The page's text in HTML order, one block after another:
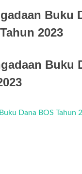
Buku
Tahun 2023
Buku
Dana BOS Tahun